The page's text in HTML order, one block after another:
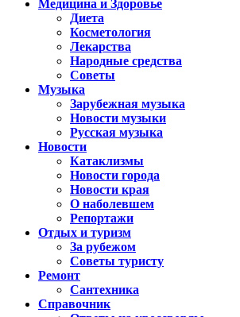
Медицина и Здоровье
Диета
Косметология
Лекарства
Народные средства
Советы
Музыка
Зарубежная музыка
Новости музыки
Русская музыка
Новости
Катаклизмы
Новости города
Новости края
О наболевшем
Репортажи
Отдых и туризм
За рубежом
Советы туристу
Ремонт
Сантехника
Справочник